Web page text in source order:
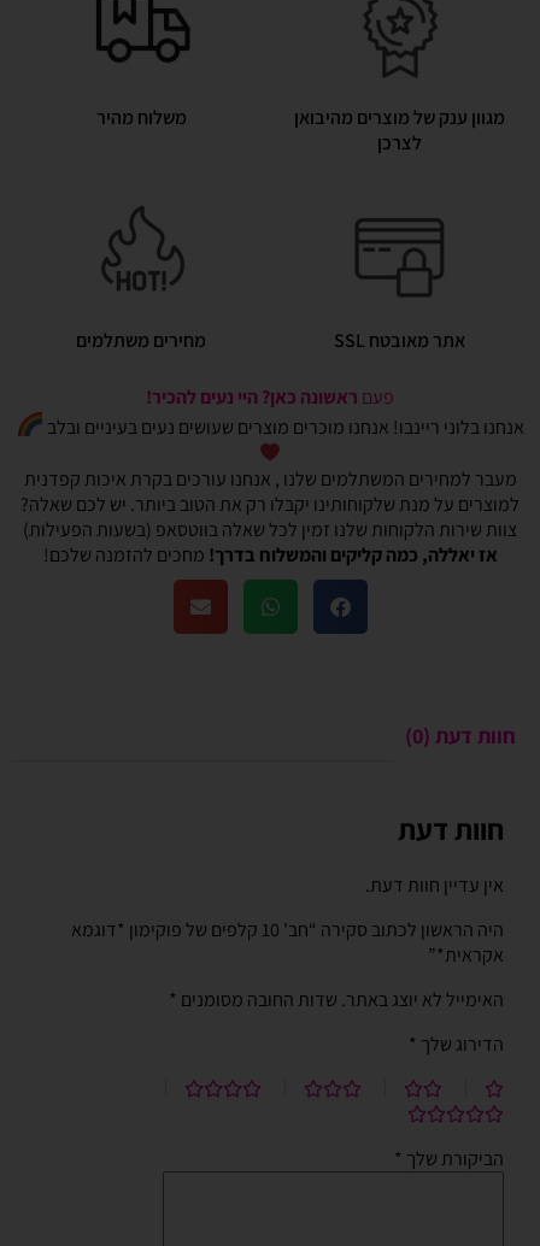
מגוון ענק של מוצרים מהיבואן
לצרכן
משלוח מהיר
אתר מאובטח SSL מחירים משתלמים
פעם ראשונה כאן? היי נעים להכיר!
אנחנו בלוני ריינבו! אנחנו מוכרים מוצרים שעושים נעים בעיניים ובלב
מעבר למחירים המשתלמים שלנו , אנחנו עורכים בקרת איכות קפדנית
למוצרים על מנת שלקוחותינו יקבלו רק את הטוב ביותר. יש לכם שאלה?
צוות שירות הלקוחות שלנו זמין לכל שאלה בווטסאפ (בשעות הפעילות)
אז יאללה, כמה קליקים והמשלוח בדרך! מחכים להזמנה שלכם!
חוות דעת (0)
חוות דעת
אין עדיין חוות דעת.
היה הראשון לכתוב סקירה “חב' 10 קלפים של פוקימון *דוגמא
אקראית*”
האימייל לא יוצג באתר. שדות החובה מסומנים *
הדירוג שלך *
הביקורת שלך *